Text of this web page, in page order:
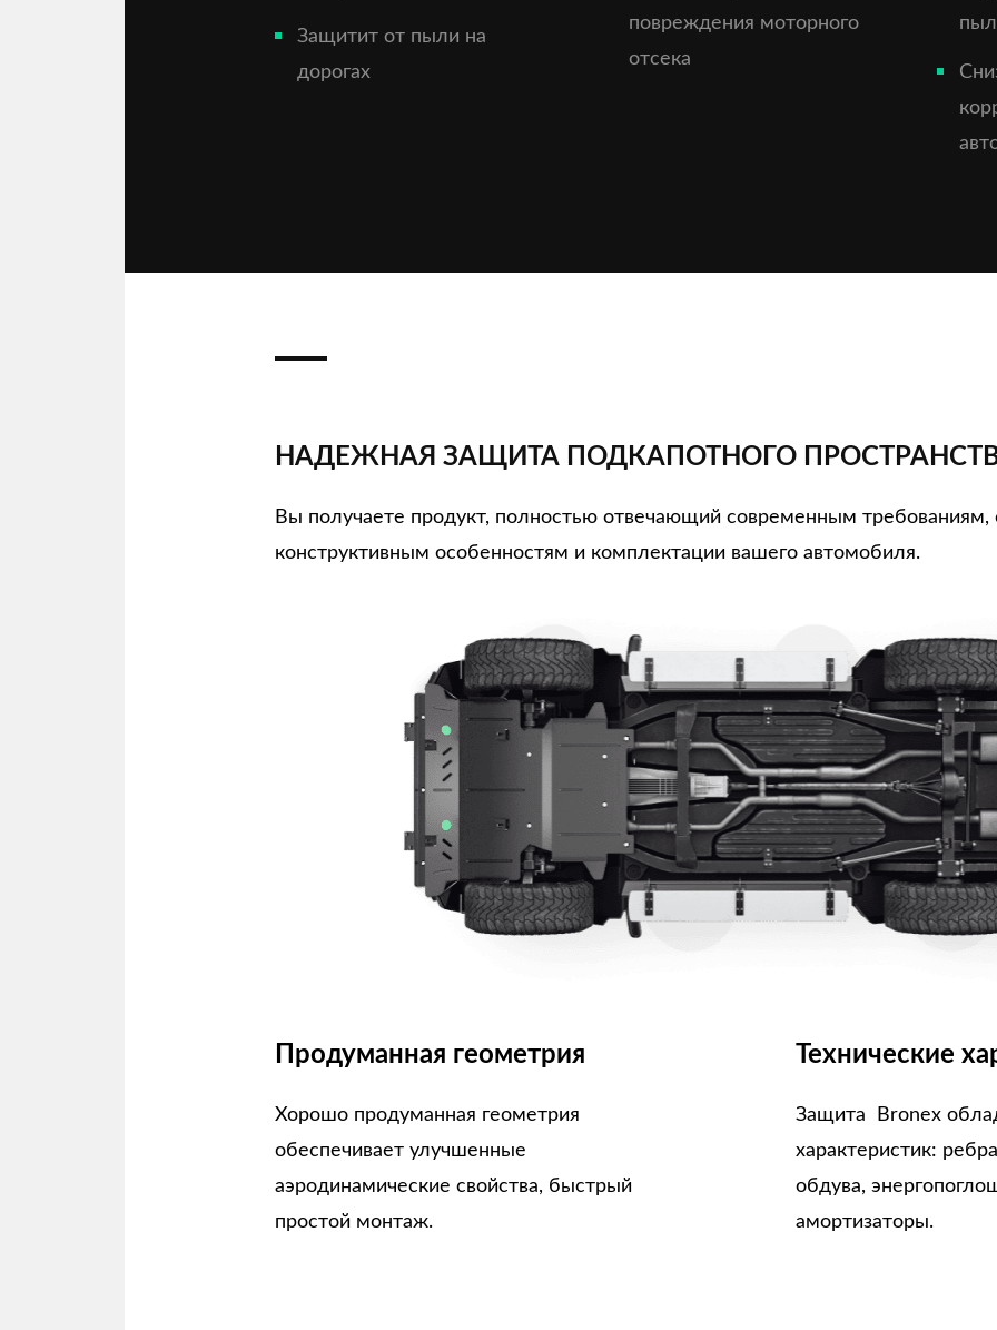
Защитит от пыли на
дорогах
повреждения моторного
отсека
НАДЕЖНАЯ ЗАЩИТА ПОДКАПОТНОГО
Вы получаете продукт, полностью отвечающий современным требованиям,
конструктивным особенностям и комплектации вашего автомобиля.
Продуманная геометрия
Хорошо продуманная геометрия
обеспечивает улучшенные
аэродинамические свойства, быстрый
простой монтаж.
Технические
Защита Bronex
характеристик:
обдува,
амортизаторы.